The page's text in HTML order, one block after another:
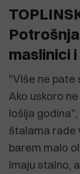
maslinici
"Više ne pate
Ako uskoro
lošija
štalama rade
barem malo
imaju stalno,